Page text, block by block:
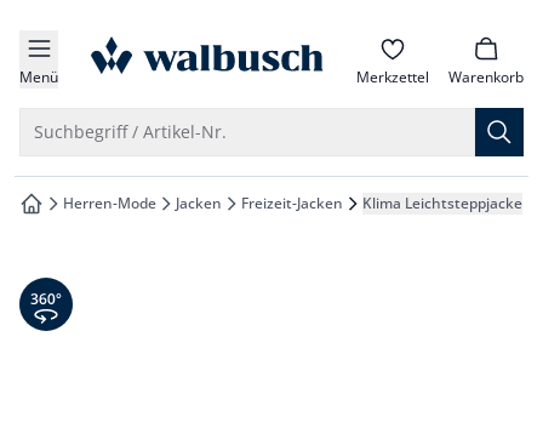
springen
springen
springen
springen
Menü zur Startseite Merkzettel Warenkorb
Suchbegriff / Artikel-Nr.
zur Startseite
Herren-Mode Jacken Freizeit-Jacken Klima Leichtsteppjacke
360° Ansicht